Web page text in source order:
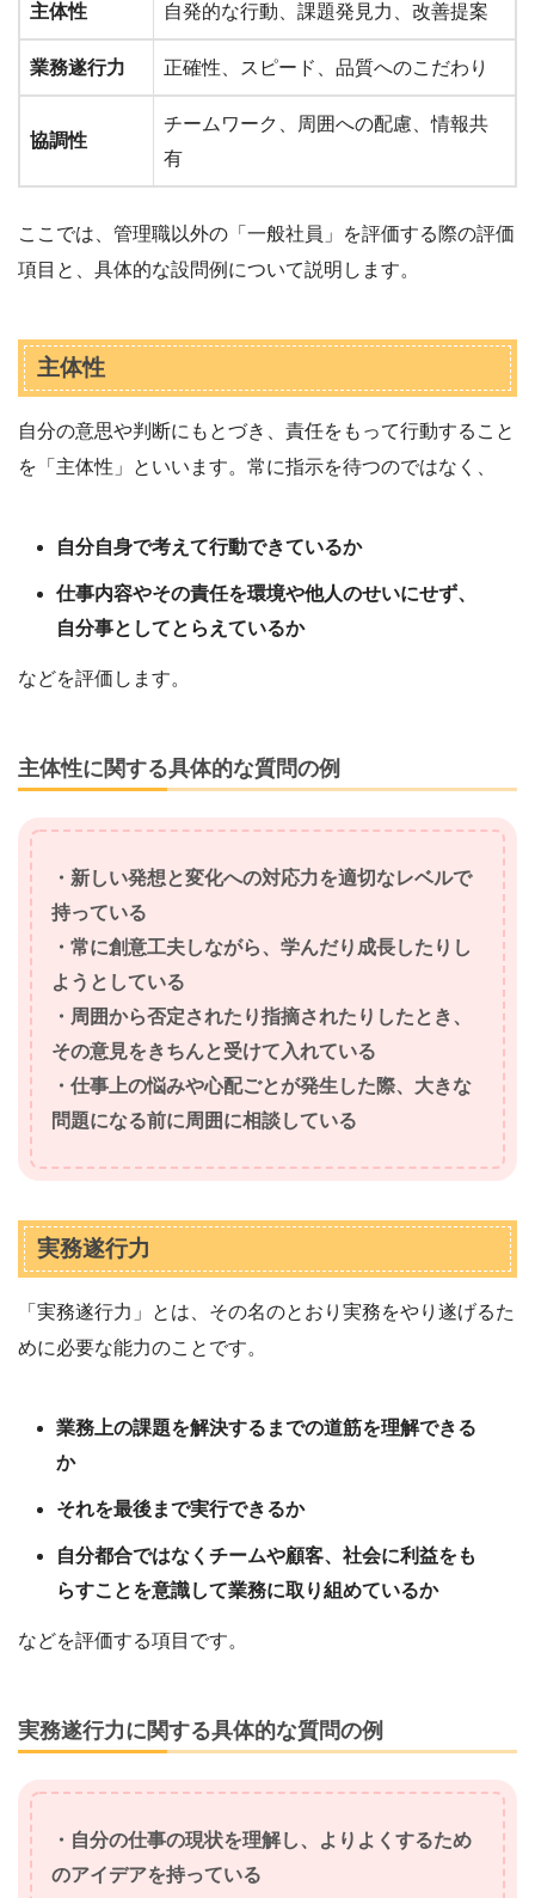
主体性 自発的な行動、課題発見力、改善提案
業務遂行力 正確性、スピード、品質へのこだわり
協調性
チームワーク、周囲への配慮、情報共
有
ここでは、管理職以外の「一般社員」を評価する際の評価
項目と、具体的な設問例について説明します。
主体性
自分の意思や判断にもとづき、責任をもって行動すること
を「主体性」といいます。常に指示を待つのではなく、
自分自身で考えて行動できているか
仕事内容やその責任を環境や他人のせいにせず、
自分事としてとらえているか
などを評価します。
主体性に関する具体的な質問の例
・新しい発想と変化への対応力を適切なレベルで
持っている
・常に創意工夫しながら、学んだり成長したりし
ようとしている
・周囲から否定されたり指摘されたりしたとき、
その意見をきちんと受けて入れている
・仕事上の悩みや心配ごとが発生した際、大きな
問題になる前に周囲に相談している
実務遂行力
「実務遂行力」とは、その名のとおり実務をやり遂げるた
めに必要な能力のことです。
業務上の課題を解決するまでの道筋を理解できる
か
それを最後まで実行できるか
自分都合ではなくチームや顧客、社会に利益をも
らすことを意識して業務に取り組めているか
などを評価する項目です。
実務遂行力に関する具体的な質問の例
・自分の仕事の現状を理解し、よりよくするため
のアイデアを持っている